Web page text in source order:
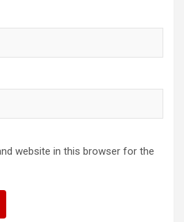
website in this browser for the